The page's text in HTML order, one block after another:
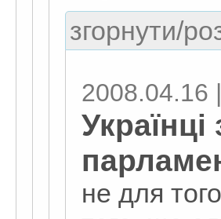
згорнути/
2008.04.16
не для